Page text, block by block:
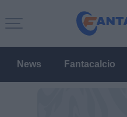
News Fantacalcio